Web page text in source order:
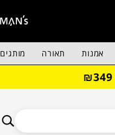
אמנות תאורה מותגים
₪349